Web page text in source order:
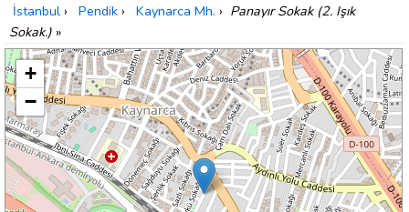
İstanbul › Pendik › Kaynarca Mh. › Panayır Sokak (2. Işık
Sokak.) »
+
−